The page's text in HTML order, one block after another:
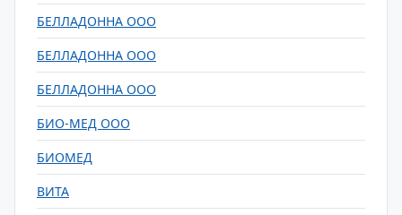
БЕЛЛАДОННА ООО
БЕЛЛАДОННА ООО
БЕЛЛАДОННА ООО
БИО-МЕД ООО
БИОМЕД
ВИТА